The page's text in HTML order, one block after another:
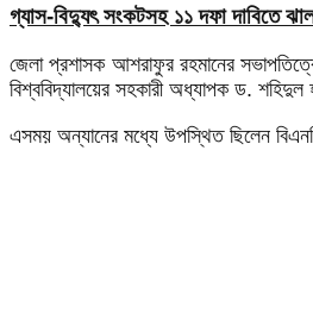
গ্যাস-বিদ্যুৎ সংকটসহ ১১ দফা দাবিতে
জেলা প্রশাসক আশরাফুর রহমানের
বিশ্ববিদ্যালয়ের সহকারী অধ্যাপক ড.
এসময় অন্যানের মধ্যে উপস্থিত ছিলেন